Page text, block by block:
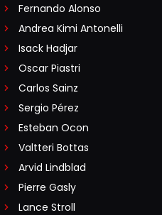
Fernando Alonso
Andrea Kimi Antonelli
Isack Hadjar
Oscar Piastri
Carlos Sainz
Sergio Pérez
Esteban Ocon
Valtteri Bottas
Arvid Lindblad
Pierre Gasly
Lance Stroll